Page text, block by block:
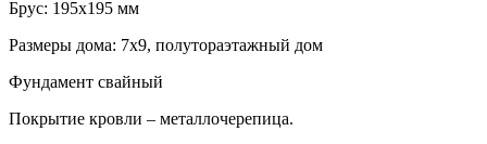
Брус: 195х195 мм
Размеры дома: 7х9, полутораэтажный дом
Фундамент свайный
Покрытие кровли – металлочерепица.